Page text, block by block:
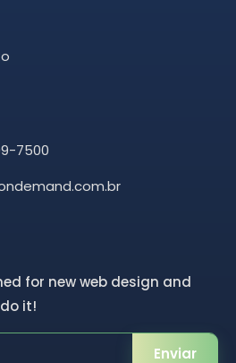
7500
for new web design and
it!
Enviar